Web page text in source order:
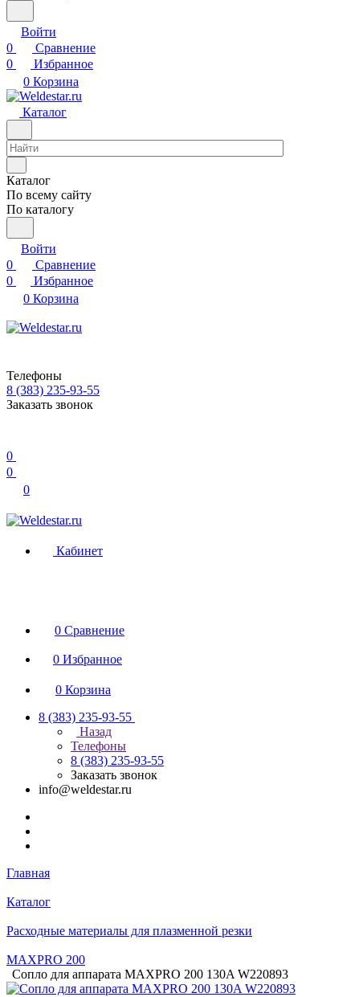
Войти
0
Сравнение
0
Избранное
0 Корзина
Каталог
Каталог
По всему сайту
По каталогу
Войти
0
Сравнение
0
Избранное
0 Корзина
Телефоны
8 (383) 235-93-55
Заказать звонок
0
0
0
Кабинет
0 Сравнение
0 Избранное
0 Корзина
8 (383) 235-93-55
Назад
Телефоны
8 (383) 235-93-55
Заказать звонок
info@weldestar.ru
Главная
Каталог
Расходные материалы для плазменной резки
MAXPRO 200
Сопло для аппарата MAXPRO 200 130A W220893